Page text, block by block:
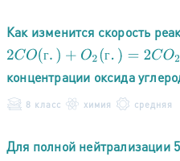
Как изменится скорость
г г
2CO(г.)+O2 (г. )=2CO2 (г .)
концентрации оксида
8 класс химия средняя
Для полной нейтрализации